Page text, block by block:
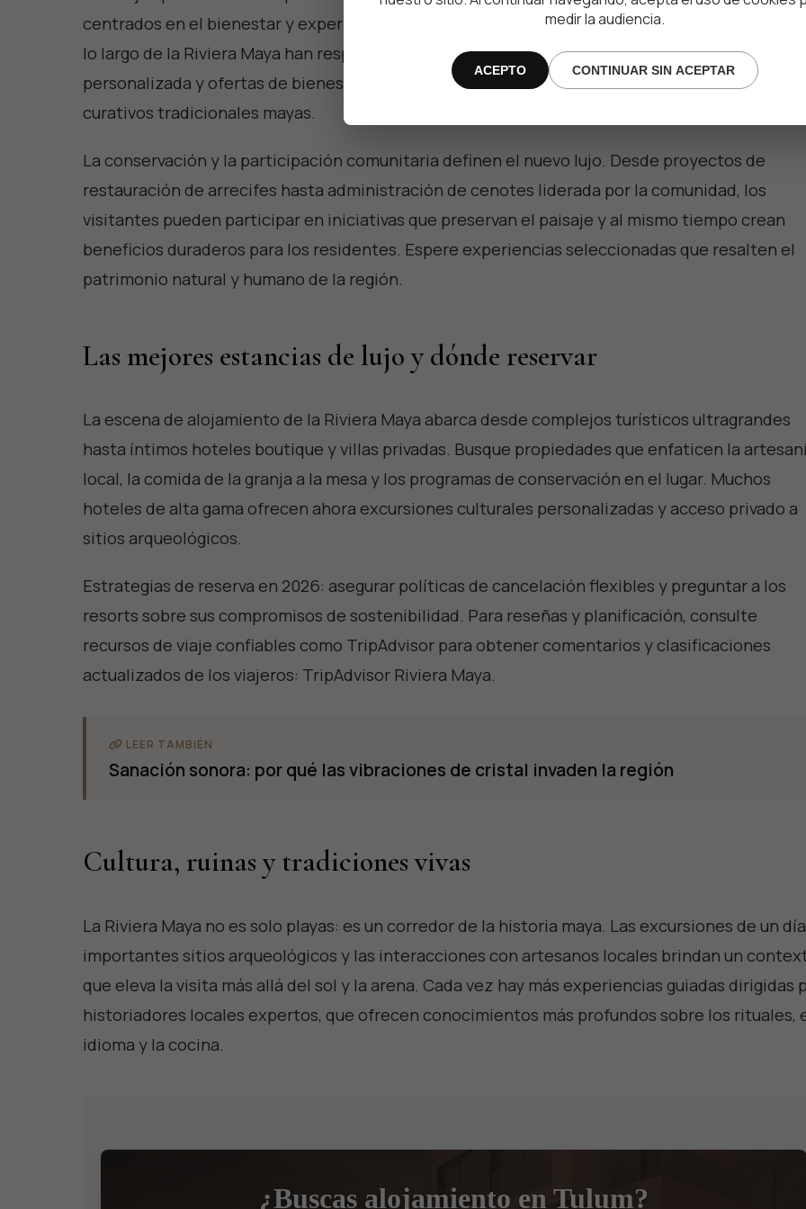
centrados en el bienestar y experiencias significativas. Los complejos turísticos y operadores
lo largo de la Riviera Maya han respondido con villas con entrada privada, programación
personalizada y ofertas de bienestar que combinan las comodidades modernas con los
curativos tradicionales mayas.
La conservación y la participación comunitaria definen el nuevo lujo. Desde proyectos de
restauración de arrecifes hasta administración de cenotes liderada por la comunidad, los
visitantes pueden participar en iniciativas que preservan el paisaje y al mismo tiempo crean
beneficios duraderos para los residentes. Espere experiencias seleccionadas que resalten el
patrimonio natural y humano de la región.
Las mejores estancias de lujo y dónde reservar
La escena de alojamiento de la Riviera Maya abarca desde complejos turísticos ultragrandes
hasta íntimos hoteles boutique y villas privadas. Busque propiedades que enfaticen la
local, la comida de la granja a la mesa y los programas de conservación en el lugar. Muchos
hoteles de alta gama ofrecen ahora excursiones culturales personalizadas y acceso privado a
sitios arqueológicos.
Estrategias de reserva en 2026: asegurar políticas de cancelación flexibles y preguntar a los
resorts sobre sus compromisos de sostenibilidad. Para reseñas y planificación, consulte
recursos de viaje confiables como TripAdvisor para obtener comentarios y clasificaciones
actualizados de los viajeros: TripAdvisor Riviera Maya.
LEER TAMBIÉN
Sanación sonora: por qué las vibraciones de cristal invaden la región
Cultura, ruinas y tradiciones vivas
La Riviera Maya no es solo playas: es un corredor de la historia maya. Las excursiones de un
importantes sitios arqueológicos y las interacciones con artesanos locales brindan un
que eleva la visita más allá del sol y la arena. Cada vez hay más experiencias guiadas dirigidas
historiadores locales expertos, que ofrecen conocimientos más profundos sobre los rituales,
idioma y la cocina.
¿Buscas alojamiento en Tulum?
medir la audiencia.
ACEPTO CONTINUAR SIN ACEPTAR